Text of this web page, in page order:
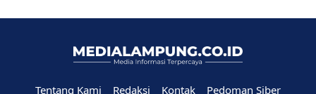
Tentang Kami Redaksi Kontak Pedoman Siber